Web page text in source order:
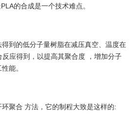
的合成是一个技术难点。
到的低分子量树脂在减压真空、温度在
应得到，以提高其聚合度 ，增加分子
能。
聚合 方法，它的制程大致是这样的: